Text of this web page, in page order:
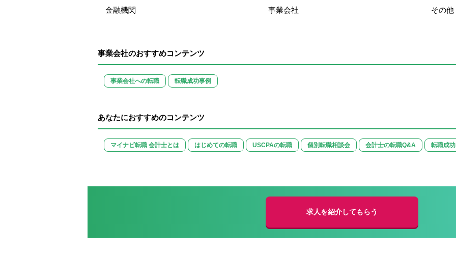
金融機関 事業会社 その他
事業会社のおすすめコンテンツ
事業会社への転職 転職成功事例
あなたにおすすめのコンテンツ
マイナビ転職 会計士とは はじめての転職 USCPAの転職 個別転職相談会 会計士の転職Q&A 転職成
求人を紹介してもらう